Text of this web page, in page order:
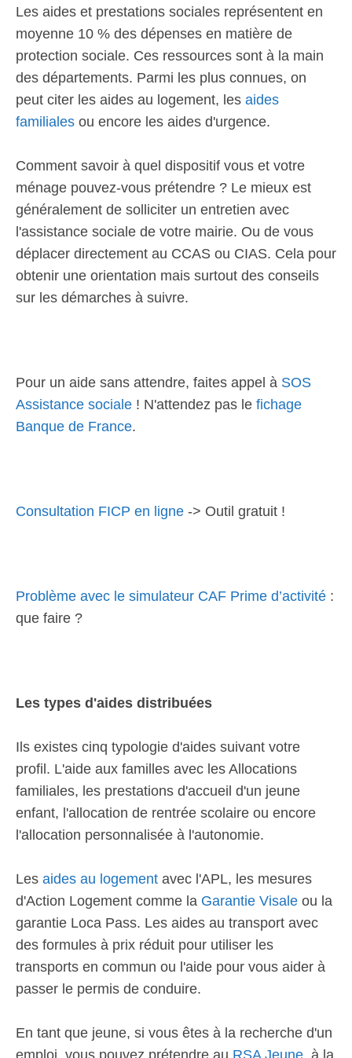
Les aides et prestations sociales représentent en
moyenne 10 % des dépenses en matière de
protection sociale. Ces ressources sont à la main
des départements. Parmi les plus connues, on
peut citer les aides au logement, les aides
familiales ou encore les aides d'urgence.
Comment savoir à quel dispositif vous et votre
ménage pouvez-vous prétendre ? Le mieux est
généralement de solliciter un entretien avec
l'assistance sociale de votre mairie. Ou de vous
déplacer directement au CCAS ou CIAS. Cela pour
obtenir une orientation mais surtout des conseils
sur les démarches à suivre.
Pour un aide sans attendre, faites appel à SOS
Assistance sociale ! N'attendez pas le fichage
Banque de France.
Consultation FICP en ligne -> Outil gratuit !
Problème avec le simulateur CAF Prime d’activité :
que faire ?
Les types d'aides distribuées
Ils existes cinq typologie d'aides suivant votre
profil. L'aide aux familles avec les Allocations
familiales, les prestations d'accueil d'un jeune
enfant, l'allocation de rentrée scolaire ou encore
l'allocation personnalisée à l'autonomie.
Les aides au logement avec l'APL, les mesures
d'Action Logement comme la Garantie Visale ou la
garantie Loca Pass. Les aides au transport avec
des formules à prix réduit pour utiliser les
transports en commun ou l'aide pour vous aider à
passer le permis de conduire.
En tant que jeune, si vous êtes à la recherche d'un
emploi, vous pouvez prétendre au RSA Jeune , à la